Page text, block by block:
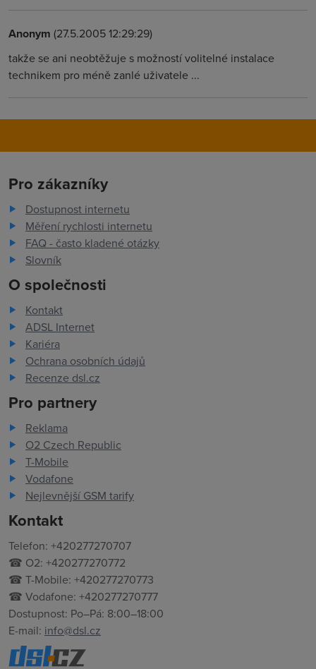
Anonym (27.5.2005 12:29:29)
takže se ani neobtěžuje s možností volitelné instalace
technikem pro méně zanlé uživatele ...
Pro zákazníky
Dostupnost internetu
Měření rychlosti internetu
FAQ - často kladené otázky
Slovník
O společnosti
Kontakt
ADSL Internet
Kariéra
Ochrana osobních údajů
Recenze dsl.cz
Pro partnery
Reklama
O2 Czech Republic
T-Mobile
Vodafone
Nejlevnější GSM tarify
Kontakt
Telefon: +420277270707
☎ O2: +420277270772
☎ T-Mobile: +420277270773
☎ Vodafone: +420277270777
Dostupnost: Po–Pá: 8:00–18:00
E-mail: info@dsl.cz